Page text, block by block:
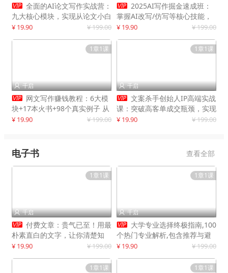
 全面的AI论文写作实战营：
九大核心模块，实现从论文小白
到高效产出的跨越
¥ 19.90 ¥ 199.00
 2025AI写作掘金速成班：
掌握AI改写/仿写等核心技能，
实现单篇文案变现500+
¥ 19.90 ¥ 199.00
1章1课
 千启
 网文写作赚钱教程：6大模
块+17本火书+98个真实例子 从
入门到精通实战方法
¥ 19.90 ¥ 199.00
1章1课
 千启
 文案杀手创始人IP高端实战
课：突破高客单成交瓶颈，实现
IP商业价值最大化
¥ 19.90 ¥ 199.00
电子书 查看全部
1章1课
 千启
 付费文章：贵气已至！用最
朴素直白的文字，让你清楚知
道，该如何接住这一次时代的泼
¥ 19.90 ¥ 199.00
1章1课
 千启
 大学专业选择终极指南,100
个热门专业解析,包含推荐与避
雷实用建议
¥ 19.90 ¥ 199.00
1章1课 1章1课